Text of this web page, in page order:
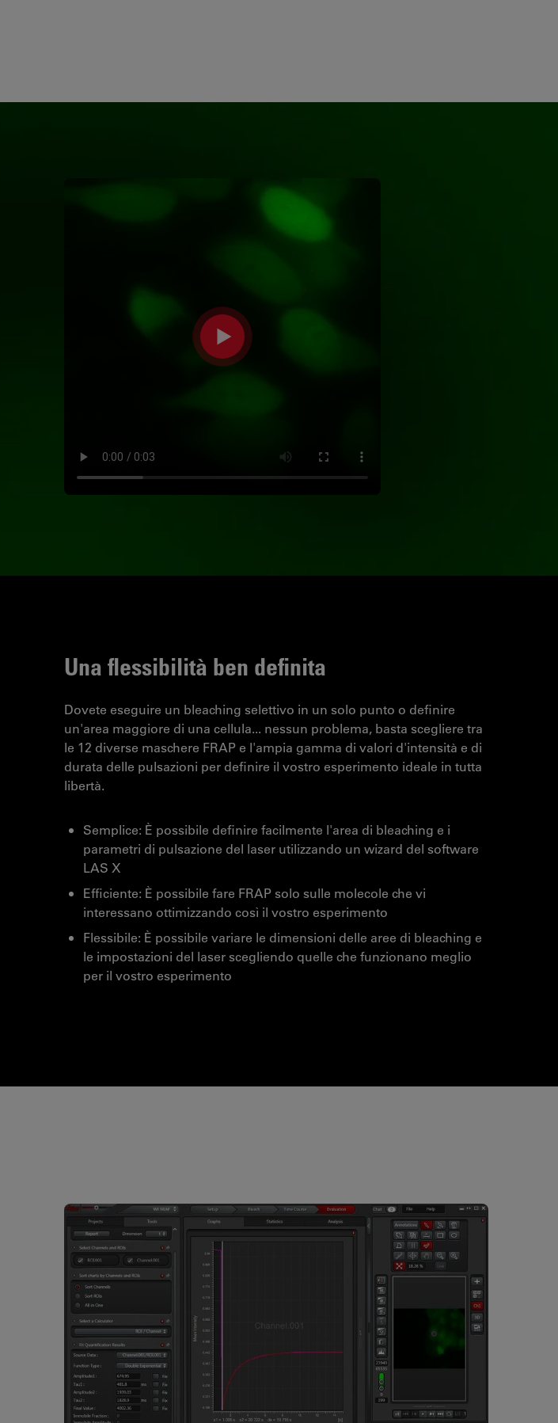
Una flessibilità ben definita
Dovete eseguire un bleaching selettivo in un solo punto o definire
un'area maggiore di una cellula... nessun problema, basta scegliere tra
le 12 diverse maschere FRAP e l'ampia gamma di valori d'intensità e di
durata delle pulsazioni per definire il vostro esperimento ideale in tutta
libertà.
Semplice: È possibile definire facilmente l'area di bleaching e i
parametri di pulsazione del laser utilizzando un wizard del software
LAS X
Efficiente: È possibile fare FRAP solo sulle molecole che vi
interessano ottimizzando così il vostro esperimento
Flessibile: È possibile variare le dimensioni delle aree di bleaching e
le impostazioni del laser scegliendo quelle che funzionano meglio
per il vostro esperimento